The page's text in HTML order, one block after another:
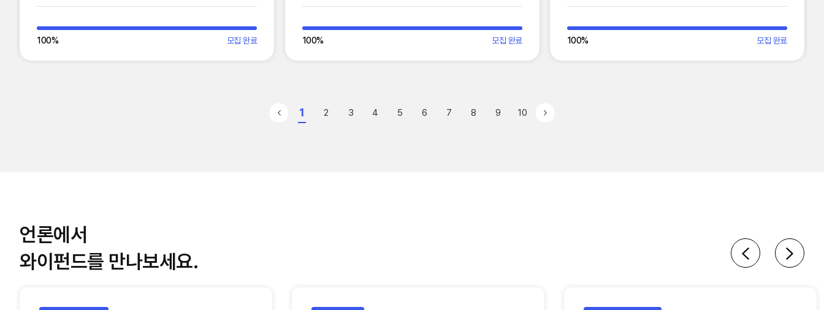
100% 모집 완료 100% 모집 완료 100% 모집 완료
1 2 3 4 5 6 7 8 9 10
언론에서
와이펀드를 만나보세요.